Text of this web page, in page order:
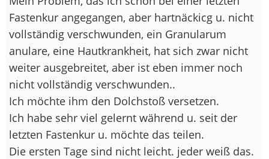
Fastenkur angegangen, aber hartnäckicg u. nicht
vollständig verschwunden, ein Granularum
anulare, eine Hautkrankheit, hat sich zwar nicht
weiter ausgebreitet, aber ist eben immer noch
nicht vollständig verschwunden..
Ich möchte ihm den Dolchstoß versetzen.
Ich habe sehr viel gelernt während u. seit der
letzten Fastenkur u. möchte das teilen.
Die ersten Tage sind nicht leicht. jeder weiß das.